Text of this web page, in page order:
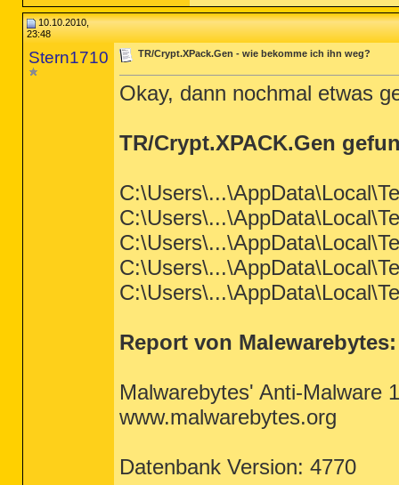
10.10.2010,
23:48
Stern1710 TR/Crypt.XPack.Gen - wie bekomme ich ihn weg?
Okay, dann nochmal etwas
TR/Crypt.XPACK.Gen
Report von Malewarebytes:
Malwarebytes' Anti-Malware
www.malwarebytes.org
Datenbank Version: 4770